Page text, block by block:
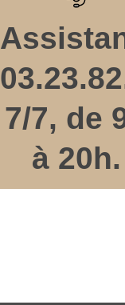
7/7, de
à 20h.